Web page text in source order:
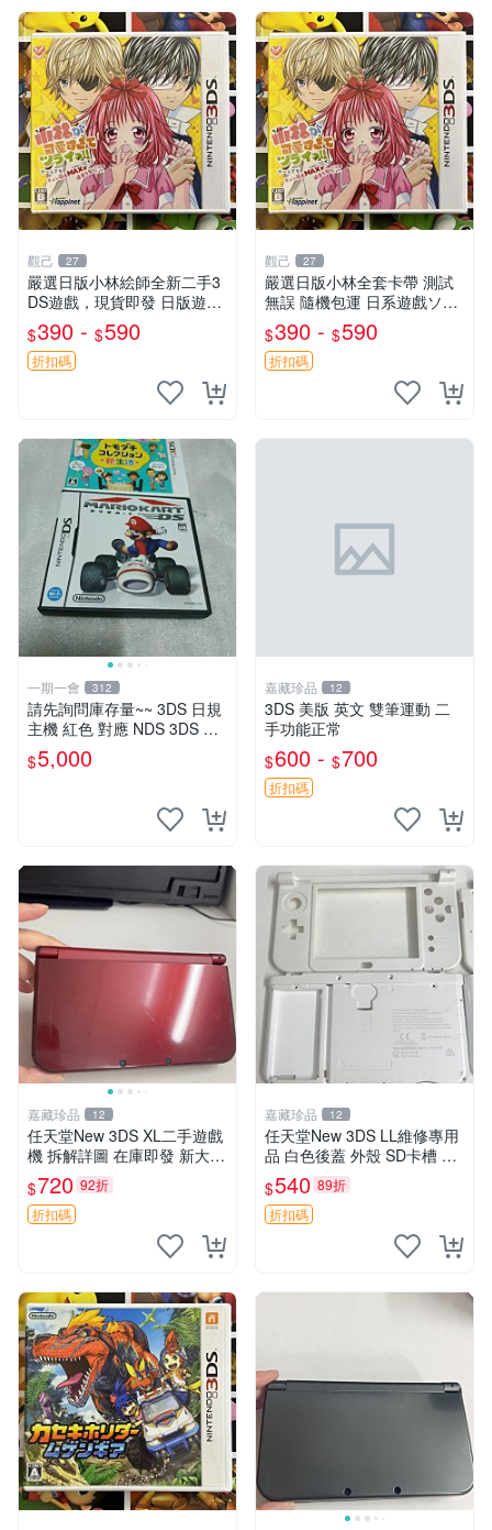
觀己 27
嚴選日版小林絵師全新二手3
DS遊戲，現貨即發 日版遊戲
卡帶 繁體字 現貨 3ds 測試過
新品
$390 - $590
折扣碼
觀己 27
嚴選日版小林全套卡帶 測試
無誤 隨機包運 日系遊戲ソフ
ト 新手入手好物 二手珍藏本
品
$390 - $590
折扣碼
一期一會 312
請先詢問庫存量~~ 3DS 日規
主機 紅色 對應 NDS 3DS 日
規遊戲
$5,000
嘉藏珍品 12
3DS 美版 英文 雙筆運動 二
手功能正常
$600 - $700
折扣碼
嘉藏珍品 12
任天堂New 3DS XL二手遊戲
機 拆解詳圖 在庫即發 新大三
掌機嚴選二手 帶殼發貨 圖文
俱備
$720 92折
折扣碼
嘉藏珍品 12
任天堂New 3DS LL維修專用
品 白色後蓋 外殼 SD卡槽 AC
電源接口 完美無瑕拆機件 3D
SLL維修 替換 修繕配件
$540 89折
折扣碼